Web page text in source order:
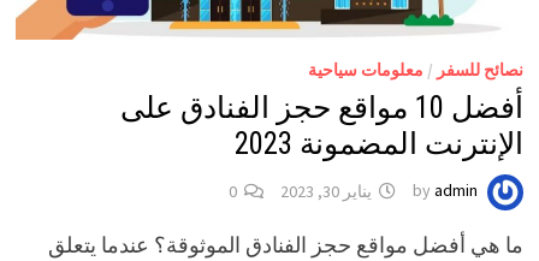
نصائح للسفر / معلومات سياحية
أفضل 10 مواقع حجز الفنادق على
الإنترنت المضمونة 2023
byadmin يناير 30, 2023 0
ما هي أفضل مواقع حجز الفنادق الموثوقة؟ عندما يتعلق